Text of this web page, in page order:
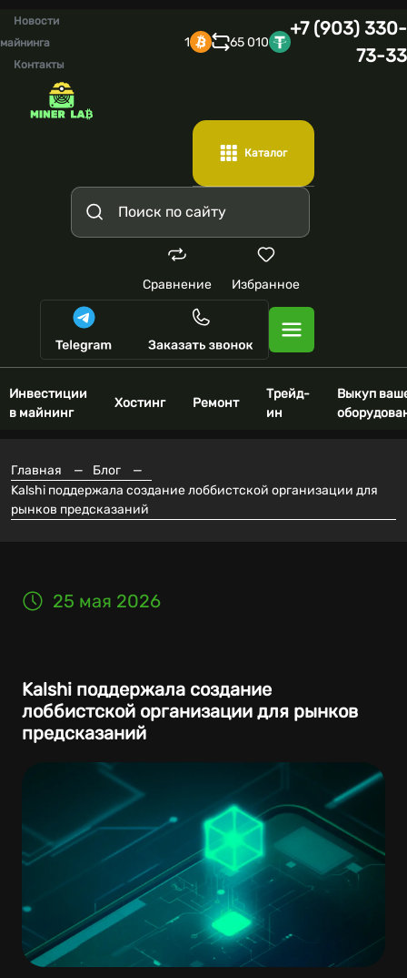
Новости
майнинга
Контакты
1 65 010
+7 (903) 330-
73-33
Каталог
Сравнение Избранное
Инвестиции
в майнинг
Хостинг Ремонт
Трейд-
ин
Выкуп
Главная — Блог
—
Kalshi поддержала создание лоббистской организации для
рынков предсказаний
25 мая 2026
Kalshi поддержала создание
лоббистской организации для рынков
предсказаний